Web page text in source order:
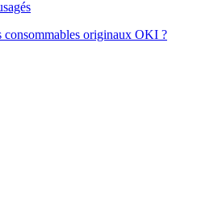
consommables originaux OKI ?